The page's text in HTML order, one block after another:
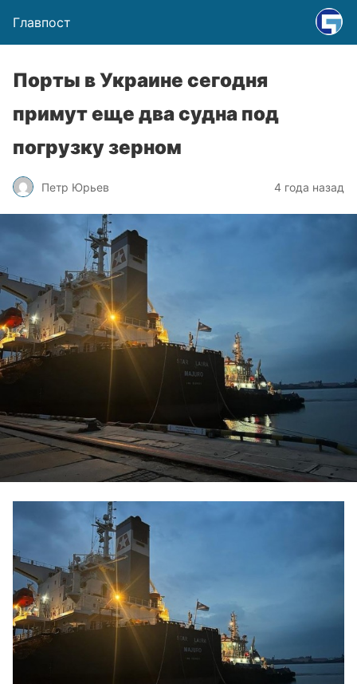
Главпост
Порты в Украине сегодня
примут еще два судна под
погрузку зерном
Петр Юрьев 4 года назад